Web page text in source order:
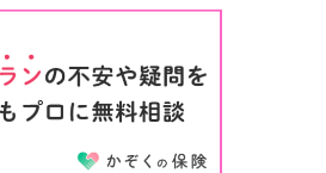
4才
6才